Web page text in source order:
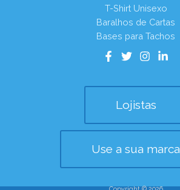
T-Shirt Unisexo
Baralhos de Cartas
Bases para Tachos
Lojistas
Use a sua marca